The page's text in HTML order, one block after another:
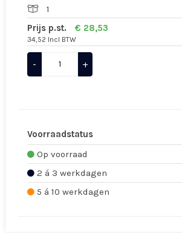
1
Prijs p.st.
€ 28,53
34,52 Incl BTW
- +
Voorraadstatus
Op voorraad
2 á 3 werkdagen
5 á 10 werkdagen